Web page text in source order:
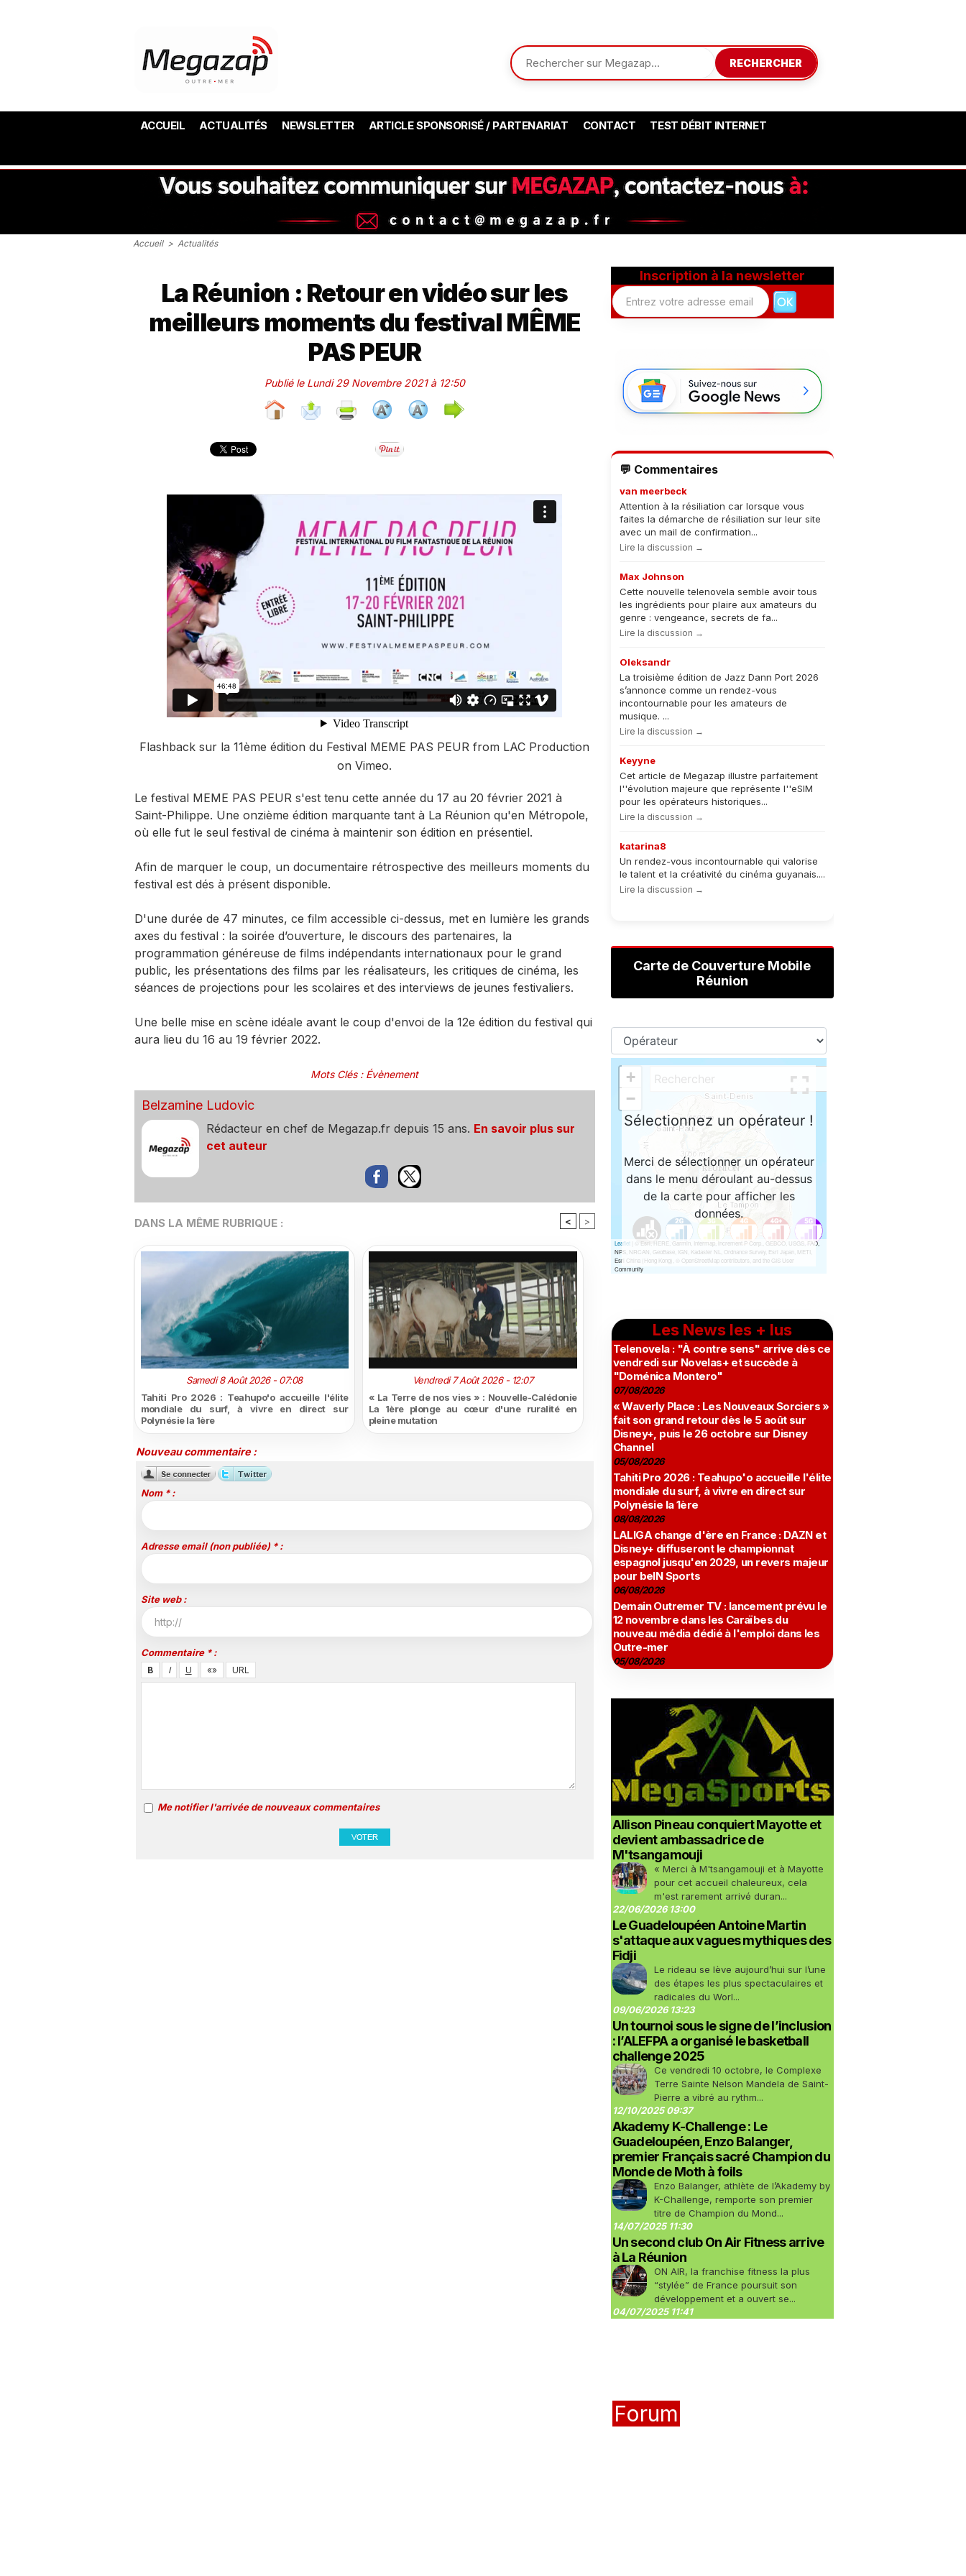
RECHERCHER
ACCUEIL ACTUALITÉS NEWSLETTER ARTICLE SPONSORISÉ / PARTENARIAT CONTACT TEST DÉBIT INTERNET
Accueil > Actualités
La Réunion : Retour en vidéo sur les
meilleurs moments du festival MÊME
PAS PEUR
Publié le Lundi 29 Novembre 2021 à 12:50
Flashback sur la 11ème édition du Festival MEME PAS PEUR from LAC Production
on Vimeo.
Le festival MEME PAS PEUR s'est tenu cette année du 17 au 20 février 2021 à
Saint-Philippe. Une onzième édition marquante tant à La Réunion qu'en Métropole,
où elle fut le seul festival de cinéma à maintenir son édition en présentiel.
Afin de marquer le coup, un documentaire rétrospective des meilleurs moments du
festival est dés à présent disponible.
D'une durée de 47 minutes, ce film accessible ci-dessus, met en lumière les grands
axes du festival : la soirée d’ouverture, le discours des partenaires, la
programmation généreuse de films indépendants internationaux pour le grand
public, les présentations des films par les réalisateurs, les critiques de cinéma, les
séances de projections pour les scolaires et des interviews de jeunes festivaliers.
Une belle mise en scène idéale avant le coup d'envoi de la 12e édition du festival qui
aura lieu du 16 au 19 février 2022.
Mots Clés: Évènement
Belzamine Ludovic
Rédacteur en chef de Megazap.fr depuis 15 ans. En savoir plus sur
cet auteur
DANS LA MÊME RUBRIQUE : < >
Samedi 8 Août 2026 - 07:08
Tahiti Pro 2026 : Teahupo'o accueille l'élite
mondiale du surf, à vivre en direct sur
Polynésie la 1ère
Vendredi 7 Août 2026 - 12:07
« La Terre de nos vies » : Nouvelle-Calédonie
La 1ère plonge au cœur d'une ruralité en
pleine mutation
Nouveau commentaire :
Nom * :
Adresse email (non publiée) * :
Site web :
Commentaire * :
Me notifier l'arrivée de nouveaux commentaires
Inscription à la newsletter
💬 Commentaires
van meerbeck
Attention à la résiliation car lorsque vous
faites la démarche de résiliation sur leur site
avec un mail de confirmation...
Lire la discussion →
Max Johnson
Cette nouvelle telenovela semble avoir tous
les ingrédients pour plaire aux amateurs du
genre : vengeance, secrets de fa...
Lire la discussion →
Oleksandr
La troisième édition de Jazz Dann Port 2026
s’annonce comme un rendez-vous
incontournable pour les amateurs de
musique. ...
Lire la discussion →
Keyyne
Cet article de Megazap illustre parfaitement
l''évolution majeure que représente l''eSIM
pour les opérateurs historiques...
Lire la discussion →
katarina8
Un rendez-vous incontournable qui valorise
le talent et la créativité du cinéma guyanais....
Lire la discussion →
Carte de Couverture Mobile
Réunion
Les News les + lus
Telenovela : "À contre sens" arrive dès ce
vendredi sur Novelas+ et succède à
"Doménica Montero"
07/08/2026
« Waverly Place : Les Nouveaux Sorciers »
fait son grand retour dès le 5 août sur
Disney+, puis le 26 octobre sur Disney
Channel
05/08/2026
Tahiti Pro 2026 : Teahupo'o accueille l'élite
mondiale du surf, à vivre en direct sur
Polynésie la 1ère
08/08/2026
LALIGA change d'ère en France : DAZN et
Disney+ diffuseront le championnat
espagnol jusqu'en 2029, un revers majeur
pour beIN Sports
06/08/2026
Demain Outremer TV : lancement prévu le
12 novembre dans les Caraïbes du
nouveau média dédié à l'emploi dans les
Outre-mer
05/08/2026
Allison Pineau conquiert Mayotte et
devient ambassadrice de
M'tsangamouji
« Merci à M'tsangamouji et à Mayotte
pour cet accueil chaleureux, cela
m'est rarement arrivé duran...
22/06/2026 13:00
Le Guadeloupéen Antoine Martin
s'attaque aux vagues mythiques des
Fidji
Le rideau se lève aujourd’hui sur l’une
des étapes les plus spectaculaires et
radicales du Worl...
09/06/2026 13:23
Un tournoi sous le signe de l’inclusion
: l’ALEFPA a organisé le basketball
challenge 2025
Ce vendredi 10 octobre, le Complexe
Terre Sainte Nelson Mandela de Saint-
Pierre a vibré au rythm...
12/10/2025 09:37
Akademy K-Challenge : Le
Guadeloupéen, Enzo Balanger,
premier Français sacré Champion du
Monde de Moth à foils
Enzo Balanger, athlète de l’Akademy by
K-Challenge, remporte son premier
titre de Champion du Mond...
14/07/2025 11:30
Un second club On Air Fitness arrive
à La Réunion
ON AIR, la franchise fitness la plus
“stylée” de France poursuit son
développement et a ouvert se...
04/07/2025 11:41
Forum